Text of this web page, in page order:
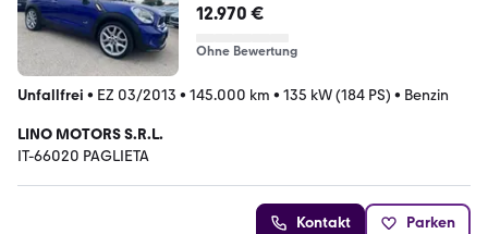
12.970 €
Ohne Bewertung
Unfallfrei • EZ 03/2013 • 145.000 km • 135 kW (184 PS) • Benzin
LINO MOTORS S.R.L.
IT-66020 PAGLIETA
Kontakt Parken